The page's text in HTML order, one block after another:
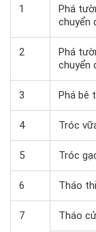
1
Phá
chuyển
2
Phá
chuyển
3 Phá bê
4 Tróc
5 Tróc
6 Tháo
7 Tháo